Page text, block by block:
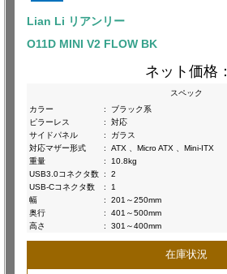
Lian Li リアンリー
O11D MINI V2 FLOW BK
ネット価格：
スペック
カラー
:
ブラック系
ピラーレス
:
対応
サイドパネル
:
ガラス
対応マザー形式
:
ATX 、Micro ATX 、Mini-ITX
重量
:
10.8kg
USB3.0コネクタ数 :
2
USB-Cコネクタ数
:
1
幅
:
201～250mm
奥行
:
401～500mm
高さ
: 301～400mm
在庫状況